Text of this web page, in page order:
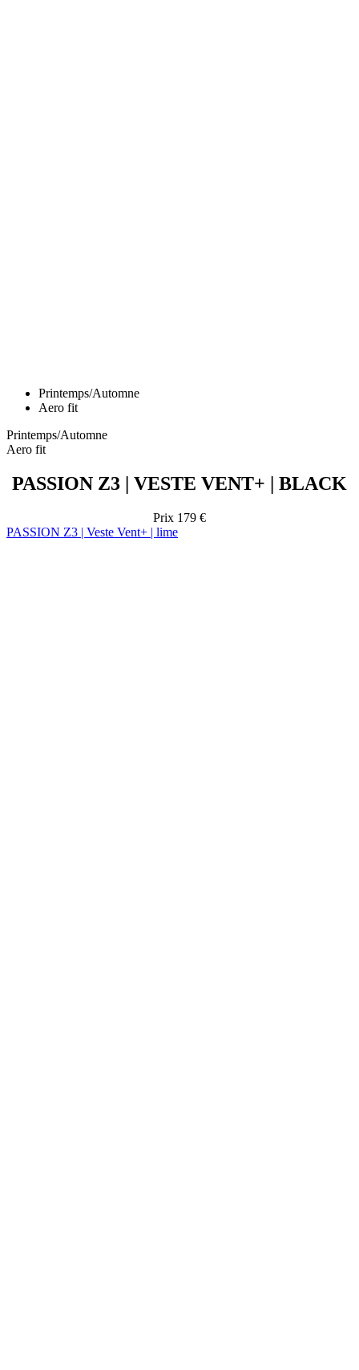
Printemps/Automne
Aero fit
Printemps/Automne
Aero fit
PASSION Z3 | VESTE VENT+ | BLACK
Prix 179 €
PASSION Z3 | Veste Vent+ | lime